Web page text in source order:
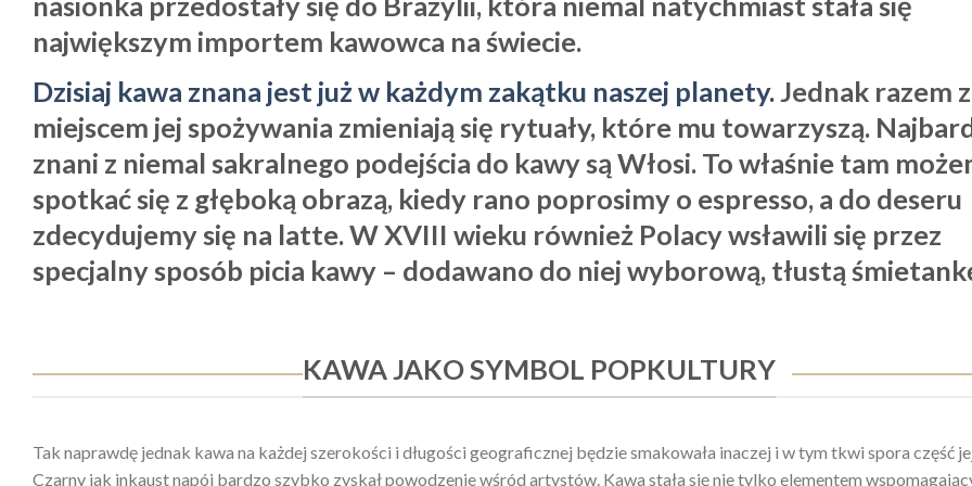
największym importem kawowca na świecie.
Dzisiaj kawa znana jest już w każdym zakątku naszej planety. Jednak razem z
miejscem jej spożywania zmieniają się rytuały, które mu towarzyszą.
znani z niemal sakralnego podejścia do kawy są Włosi. To właśnie tam
spotkać się z głęboką obrazą, kiedy rano poprosimy o espresso, a do deseru
zdecydujemy się na latte. W XVIII wieku również Polacy wsławili się przez
specjalny sposób picia kawy – dodawano do niej wyborową, tłustą
KAWA JAKO SYMBOL POPKULTURY
Tak naprawdę jednak kawa na każdej szerokości i długości geograficznej będzie smakowała inaczej i w tym tkwi spora część
Czarny jak inkaust napój bardzo szybko zyskał powodzenie wśród artystów. Kawa stała się nie tylko elementem